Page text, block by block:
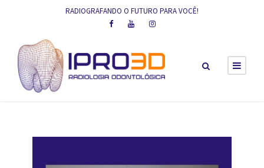
RADIOGRAFANDO O FUTURO PARA VOCÊ!